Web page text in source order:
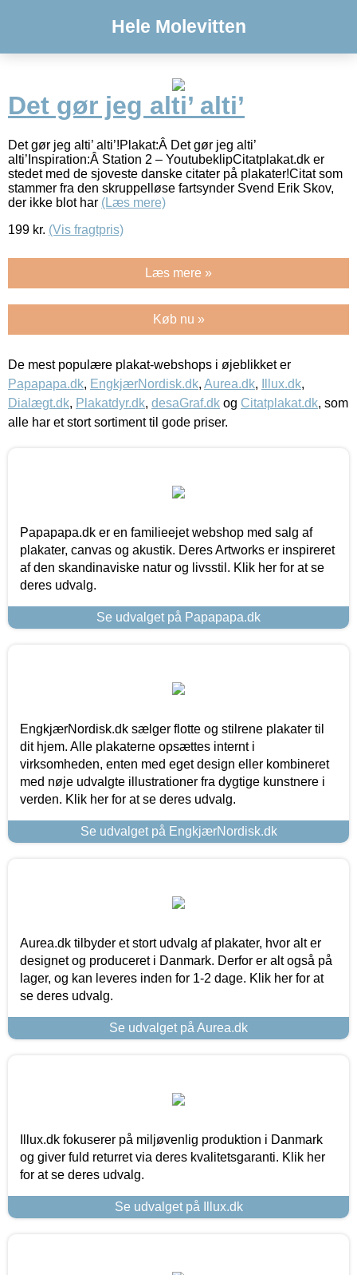
Hele Molevitten
Det gør jeg alti’ alti’
Det gør jeg alti’ alti’!Plakat:Â Det gør jeg alti’
alti’Inspiration:Â Station 2 – YoutubeklipCitatplakat.dk er
stedet med de sjoveste danske citater på plakater!Citat som
stammer fra den skruppelløse fartsynder Svend Erik Skov,
der ikke blot har (Læs mere)
199 kr. (Vis fragtpris)
Læs mere »
Køb nu »
De mest populære plakat-webshops i øjeblikket er
Papapapa.dk, EngkjærNordisk.dk, Aurea.dk, Illux.dk,
Dialægt.dk, Plakatdyr.dk, desaGraf.dk og Citatplakat.dk, som
alle har et stort sortiment til gode priser.
Papapapa.dk er en familieejet webshop med salg af
plakater, canvas og akustik. Deres Artworks er inspireret
af den skandinaviske natur og livsstil. Klik her for at se
deres udvalg.
Se udvalget på Papapapa.dk
EngkjærNordisk.dk sælger flotte og stilrene plakater til
dit hjem. Alle plakaterne opsættes internt i
virksomheden, enten med eget design eller kombineret
med nøje udvalgte illustrationer fra dygtige kunstnere i
verden. Klik her for at se deres udvalg.
Se udvalget på EngkjærNordisk.dk
Aurea.dk tilbyder et stort udvalg af plakater, hvor alt er
designet og produceret i Danmark. Derfor er alt også på
lager, og kan leveres inden for 1-2 dage. Klik her for at
se deres udvalg.
Se udvalget på Aurea.dk
Illux.dk fokuserer på miljøvenlig produktion i Danmark
og giver fuld returret via deres kvalitetsgaranti. Klik her
for at se deres udvalg.
Se udvalget på Illux.dk